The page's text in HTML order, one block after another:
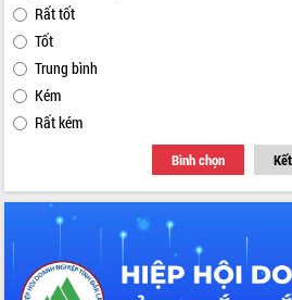
Rất tốt
Tốt
Trung bình
Kém
Rất kém
Bình chọn